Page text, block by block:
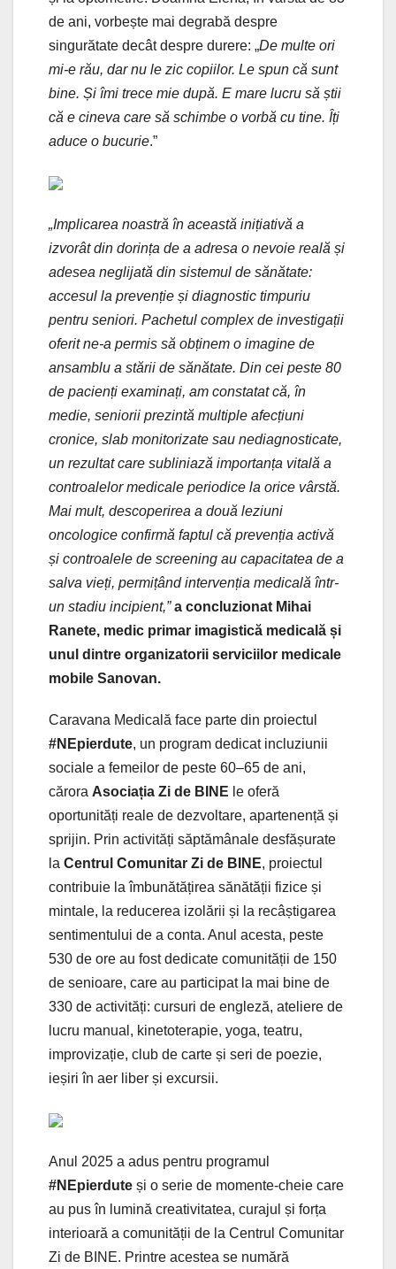
de ani, vorbește mai degrabă despre
singurătate decât despre durere: „De multe ori
mi-e rău, dar nu le zic copiilor. Le spun că sunt
bine. Și îmi trece mie după. E mare lucru să știi
că e cineva care să schimbe o vorbă cu tine. Îți
aduce o bucurie.”
„Implicarea noastră în această inițiativă a
izvorât din dorința de a adresa o nevoie reală și
adesea neglijată din sistemul de sănătate:
accesul la prevenție și diagnostic timpuriu
pentru seniori. Pachetul complex de investigații
oferit ne-a permis să obținem o imagine de
ansamblu a stării de sănătate. Din cei peste 80
de pacienți examinați, am constatat că, în
medie, seniorii prezintă multiple afecțiuni
cronice, slab monitorizate sau nediagnosticate,
un rezultat care subliniază importanța vitală a
controalelor medicale periodice la orice vârstă.
Mai mult, descoperirea a două leziuni
oncologice confirmă faptul că prevenția activă
și controalele de screening au capacitatea de a
salva vieți, permițând intervenția medicală într-
un stadiu incipient,”a concluzionat Mihai
Ranete, medic primar imagistică medicală și
unul dintre organizatorii serviciilor medicale
mobile Sanovan.
Caravana Medicală face parte din proiectul
#NEpierdute, un program dedicat incluziunii
sociale a femeilor de peste 60–65 de ani,
cărora Asociația Zi de BINE le oferă
oportunități reale de dezvoltare, apartenență și
sprijin. Prin activități săptămânale desfășurate
la Centrul Comunitar Zi de BINE, proiectul
contribuie la îmbunătățirea sănătății fizice și
mintale, la reducerea izolării și la recâștigarea
sentimentului de a conta. Anul acesta, peste
530 de ore au fost dedicate comunității de 150
de senioare, care au participat la mai bine de
330 de activități: cursuri de engleză, ateliere de
lucru manual, kinetoterapie, yoga, teatru,
improvizație, club de carte și seri de poezie,
ieșiri în aer liber și excursii.
Anul 2025 a adus pentru programul
#NEpierdute și o serie de momente-cheie care
au pus în lumină creativitatea, curajul și forța
interioară a comunității de la Centrul Comunitar
Zi de BINE. Printre acestea se numără